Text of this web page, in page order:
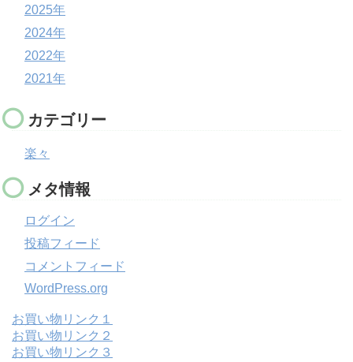
2025年
2024年
2022年
2021年
カテゴリー
楽々
メタ情報
ログイン
投稿フィード
コメントフィード
WordPress.org
お買い物リンク１
お買い物リンク２
お買い物リンク３